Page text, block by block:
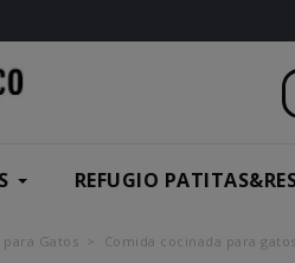
REFUGIO
Gatos Comida cocinada para gatos